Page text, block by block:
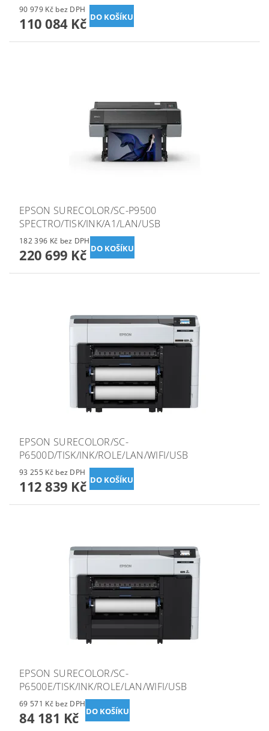
90 979 Kč bez DPH
110 084 Kč
EPSON SURECOLOR/SC-P9500
SPECTRO/TISK/INK/A1/LAN/USB
182 396 Kč bez DPH
220 699 Kč
EPSON SURECOLOR/SC-
P6500D/TISK/INK/ROLE/LAN/WIFI/USB
93 255 Kč bez DPH
112 839 Kč
EPSON SURECOLOR/SC-
P6500E/TISK/INK/ROLE/LAN/WIFI/USB
69 571 Kč bez DPH
84 181 Kč